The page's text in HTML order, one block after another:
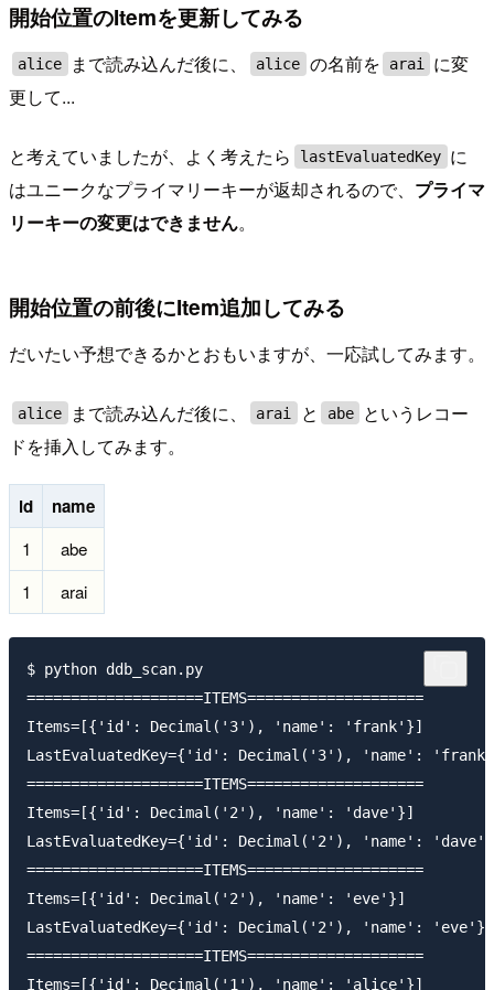
開始位置のItemを更新してみる
alice まで読み込んだ後に、 alice の名前を arai
に変
更して...
と考えていましたが、よく考えたら lastEvaluatedKey に
はユニークなプライマリーキーが返却されるので、 プライマ
リーキーの変更はできません。
開始位置の前後にItem追加してみる
だいたい予想できるかとおもいますが、一応試してみます。
alice まで読み込んだ後に、 arai と abe
というレコー
ドを挿入してみます。
id name
1
abe
1
arai
$ python ddb_scan.py
====================ITEMS====================
Items=[{'id': Decimal('3'), 'name': 'frank'}]
LastEvaluatedKey={'id': Decimal('3'), 'name':
====================ITEMS====================
Items=[{'id': Decimal('2'), 'name': 'dave'}]
LastEvaluatedKey={'id': Decimal('2'), 'name': 'dave'}
====================ITEMS====================
Items=[{'id': Decimal('2'), 'name': 'eve'}]
LastEvaluatedKey={'id': Decimal('2'), 'name': 'eve'}
====================ITEMS====================
Items=[{'id': Decimal('1'), 'name': 'alice'}]